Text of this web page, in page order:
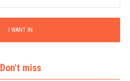
I WANT IN
Don't miss